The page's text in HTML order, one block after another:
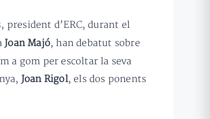
, president d’ERC, durant el
Joan Majó, han debatut sobre
a gom per escoltar la seva
Joan Rigol, els dos ponents